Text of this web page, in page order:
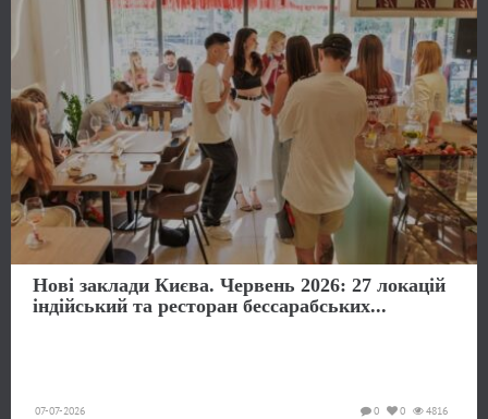
Нові заклади Києва. Червень 2026: 27 локацій
індійський та ресторан бессарабських...
07-07-2026 4816
0
0